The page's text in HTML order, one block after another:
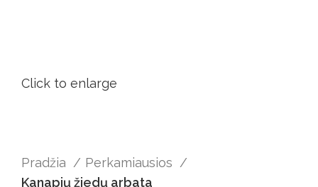
Click to enlarge
Pradžia
Perkamiausios
Kanapių žiedų arbata